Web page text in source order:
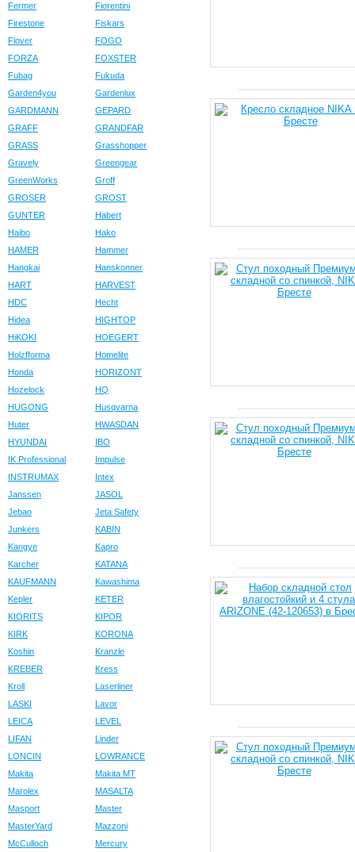
Fermer
Fiorentini
Firestone
Fiskars
Flover
FOGO
FORZA
FOXSTER
Fubag
Fukuda
Garden4you
Gardenlux
GARDMANN
GEPARD
GRAFF
GRANDFAR
GRASS
Grasshopper
Gravely
Greengear
GreenWorks
Groff
GROSER
GROST
GUNTER
Habert
Haibo
Hako
HAMER
Hammer
Hangkai
Hanskonner
HART
HARVEST
HDC
Hecht
Hidea
HIGHTOP
HiKOKI
HOEGERT
Holzfforma
Homelite
Honda
HORIZONT
Hozelock
HQ
HUGONG
Husqvarna
Huter
HWASDAN
HYUNDAI
IBO
IK Professional
Impulse
INSTRUMAX
Intex
Janssen
JASOL
Jebao
Jeta Safety
Junkers
KABIN
Kangye
Kapro
Karcher
KATANA
KAUFMANN
Kawashima
Kepler
KETER
KIORITS
KIPOR
KIRK
KORONA
Koshin
Kranzle
KREBER
Kress
Kroll
Laserliner
LASKI
Lavor
LEICA
LEVEL
LIFAN
Linder
LONCIN
LOWRANCE
Makita
Makita MT
Marolex
MASALTA
Masport
Master
MasterYard
Mazzoni
McCulloch
Mercury